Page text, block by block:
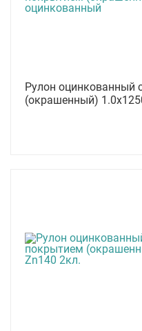
Рулон оцинкованный
(окрашенный)